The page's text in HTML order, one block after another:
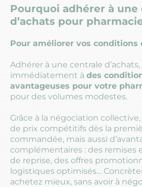
Pourquoi adhérer à une
d’achats pour
Pour améliorer vos conditions
Adhérer à une centrale d’achats,
immédiatement à des
avantageuses pour votre
pour des volumes modestes.
Grâce à la négociation
de prix compétitifs dès la
commandée, mais aussi
complémentaires : des remises
de reprise, des offres
logistiques optimisés…
achetez mieux, sans avoir à